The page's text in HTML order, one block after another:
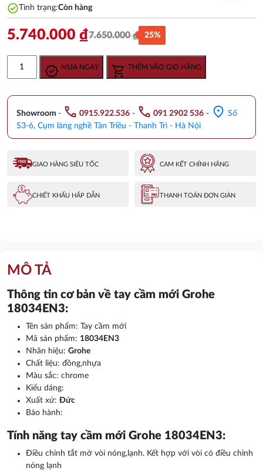
check_circleTình trạng:Còn hàng
7.650.000₫
Giá
gốc
là:
5.740.000 ₫
Giá
hiện
tại
5.740.000 ₫.
25%
Nhập
Khẩu
Đức
Grohe
số
MUA NGAY THÊM VÀO GIỎ HÀNG
Showroom - call 0915.922.536 - call 091 2902 536 - location_on Số
S3-6, Cụm làng nghề Tân Triều - Thanh Trì - Hà Nội
GIAO HÀNG SIÊU TỐC CAM KẾT CHÍNH HÃNG
CHIẾT KHẤU HẤP DẪN THANH TOÁN ĐƠN GIẢN
MÔ TẢ
Thông tin cơ bản về tay cầm mới Grohe
18034EN3:
Tên sản phẩm: Tay cầm mới
Mã sản phẩm: 18034EN3
Nhãn hiệu: Grohe
Chất liệu: đồng,nhựa
Màu sắc: chrome
Kiểu dáng:
Xuất xứ: Đức
Bảo hành:
Tính năng tay cầm mới Grohe 18034EN3:
Điều chỉnh tắt mở vòi nóng,lạnh. Kết hợp với vòi có điều chỉnh
nóng lạnh